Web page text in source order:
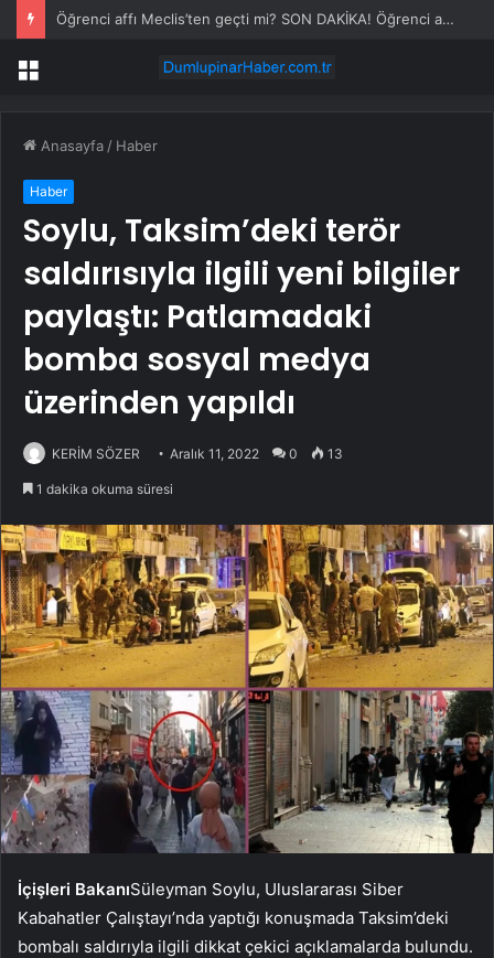
Öğrenci affı Meclis’ten geçti mi? SON DAKİKA! Öğrenci affı çıktı mı?
Menü
Anasayfa / Haber
Haber
Soylu, Taksim’deki terör
saldırısıyla ilgili yeni bilgiler
paylaştı: Patlamadaki
bomba sosyal medya
üzerinden yapıldı
KERİM SÖZER Aralık 11, 2022 0 13
1 dakika okuma süresi
İçişleri BakanıSüleyman Soylu, Uluslararası Siber
Kabahatler Çalıştayı’nda yaptığı konuşmada Taksim’deki
bombalı saldırıyla ilgili dikkat çekici açıklamalarda bulundu.